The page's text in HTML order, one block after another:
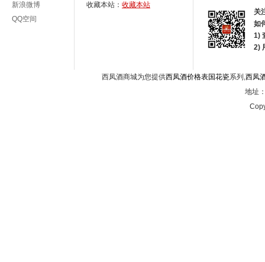
新浪微博
QQ空间
收藏本站： 收藏本站
关
如
1)
2)
西凤酒商城为您提供西凤酒价格表国花瓷系列, 西凤
地址